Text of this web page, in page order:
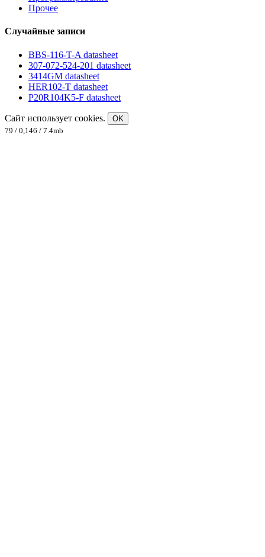
Прочее
Случайные записи
BBS-116-T-A datasheet
307-072-524-201 datasheet
3414GM datasheet
HER102-T datasheet
P20R104K5-F datasheet
Сайт использует cookies.
OK
79 / 0,146 / 7.4mb